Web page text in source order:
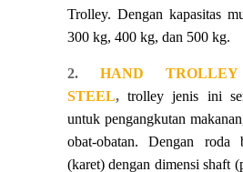
Trolley. Dengan kapasitas
300 kg, 400 kg, dan 500 kg.
2. HAND TROLLEY
STEEL, trolley jenis ini
untuk pengangkutan
obat-obatan. Dengan roda
(karet) dengan dimensi shaft